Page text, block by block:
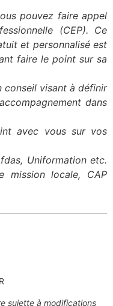
pouvez faire appel
(CEP). Ce
et personnalisé est
faire le point sur sa
conseil visant à définir
dans
avec vous sur vos
Uniformation etc.
mission locale, CAP
sujette à modifications